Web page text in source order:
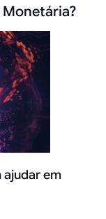
Monetária?
em